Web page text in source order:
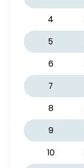
4
5
6
7
8
9
10